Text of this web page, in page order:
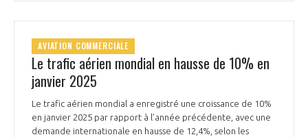
AVIATION COMMERCIALE
Le trafic aérien mondial en hausse de 10% en
janvier 2025
Le trafic aérien mondial a enregistré une croissance de 10%
en janvier 2025 par rapport à l’année précédente, avec une
demande internationale en hausse de 12,4%, selon les